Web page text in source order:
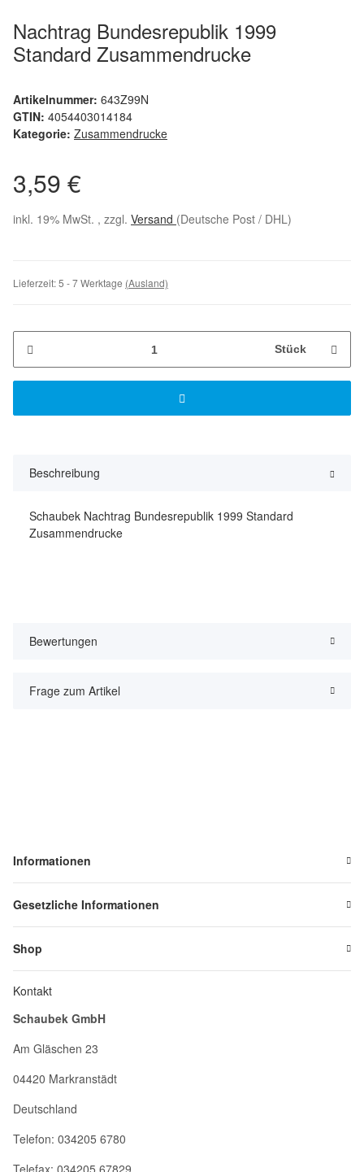
Nachtrag Bundesrepublik 1999
Standard Zusammendrucke
Artikelnummer: 643Z99N
GTIN: 4054403014184
Kategorie: Zusammendrucke
3,59 €
inkl. 19% MwSt. , zzgl. Versand (Deutsche Post / DHL)
Lieferzeit:5 - 7 Werktage (Ausland)
Stück
Beschreibung
Schaubek Nachtrag Bundesrepublik 1999 Standard
Zusammendrucke
Bewertungen
Frage zum Artikel
Informationen
Gesetzliche Informationen
Shop
Kontakt
Schaubek GmbH
Am Gläschen 23
04420 Markranstädt
Deutschland
Telefon: 034205 6780